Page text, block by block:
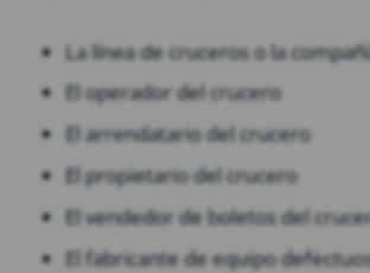
La línea de cruceros o la
El operador del crucero
El arrendatario del crucero
El propietario del crucero
El vendedor de boletos del
El fabricante de equipo